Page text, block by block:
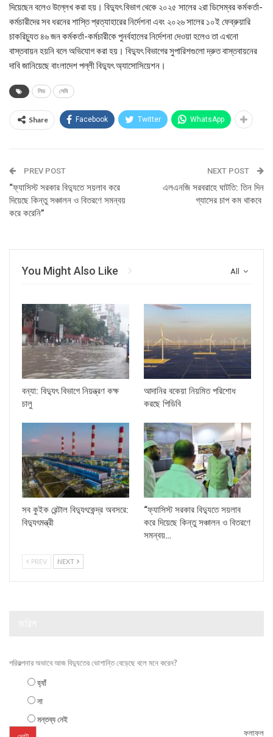
দিয়েছেন বলেও উল্লেখ করা হয়। বিদ্যুৎ বিভাগ থেকে ২০২৫ সালের ২রা ডিসেম্বর কর্মকর্তা-
কর্মচারীদের সব ধরনের শাস্তি প্রত্যাহারের নির্দেশনা এবং ২০২৬ সালের ১০ই ফেব্রুয়ারি
চাকরিচ্যুত ৪৬ জন কর্মকর্তা-কর্মচারীকে পুনর্বহালের নির্দেশনা দেওয়া হলেও তা এখনো
বাস্তবায়ন হয়নি বলে অভিযোগ করা হয়। বিদ্যুৎ বিভাগের সুপারিশগুলো দ্রুত বাস্তবায়নের
দাবি জানিয়েছে বাংলাদেশ পল্লী বিদ্যুৎ অ্যাসোসিয়েশন।
লিড সেমি
Share Facebook Twitter WhatsApp
PREV POST
“ফ্যাসিস্ট সরকার বিদ্যুতে সয়লাব করে
দিয়েছে কিন্তু সঞ্চালন ও বিতরণে সমন্বয়
করে করেনি”
NEXT POST
এলএনজি সরবরাহে ঘাটতি: তিন দিন
গ্যাসের চাপ কম থাকবে
All
You Might Also Like
বন্যা: বিদ্যুৎ বিভাগে নিয়ন্ত্রণ কক্ষ
চালু
আদানির বকেয়া নিয়মিত পরিশোধ
করছে পিডিবি
সব কুইক রেন্টাল বিদ্যুৎকেন্দ্র অবসরে:
বিদ্যুৎমন্ত্রী
“ফ্যাসিস্ট সরকার বিদ্যুতে সয়লাব
করে দিয়েছে কিন্তু সঞ্চালন ও বিতরণে
সমন্বয়…
PREV NEXT
পরিকল্পনার অভাবে আজ বিদ্যুতের ভোগান্তি বেড়েছে বলে মনে করেন?
হ্যাঁ
না
মন্তব্য নেই
ফলাফল